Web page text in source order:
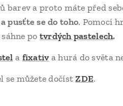
barev a proto máte před
pusťte se do toho. Pomocí
po tvrdých pastelech.
a fixativa hurá do světa
se můžete dočístZDE.